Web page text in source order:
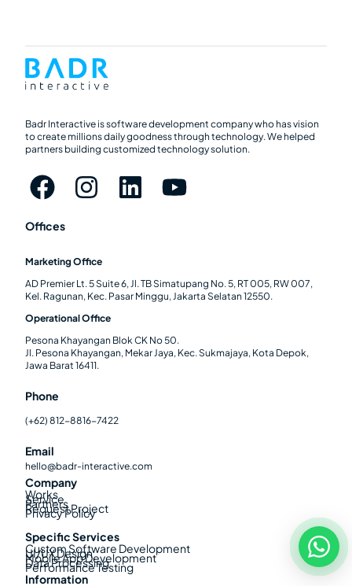
Badr Interactive is software development company who has vision
to create millions daily goodness through technology. We helped
partners building customized technology solution.
Offices
Marketing Office
AD Premier Lt. 5 Suite 6, Jl. TB Simatupang No. 5, RT 005, RW 007,
Kel. Ragunan, Kec. Pasar Minggu, Jakarta Selatan 12550.
Operational Office
Pesona Khayangan Blok CK No 50.
Jl. Pesona Khayangan, Mekar Jaya, Kec. Sukmajaya, Kota Depok,
Jawa Barat 16411.
Phone
(+62) 812-8816-7422
Email
hello@badr-interactive.com
Company
Works
Service
Partners
Request Project
Privacy Policy
Specific Services
Custom Software Development
UI/UX Design
Mobile App Development
Data Processing
Performance Testing
Information